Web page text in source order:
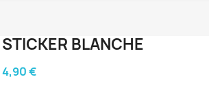
STICKER BLANCHE
4,90 €